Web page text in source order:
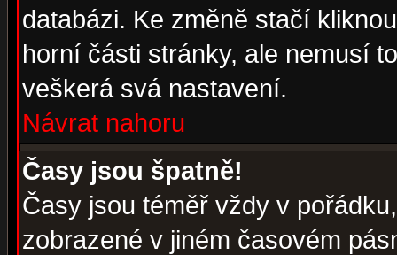
databázi. Ke změně stačí
horní části stránky, ale nemusí
veškerá svá nastavení.
Návrat nahoru
Časy jsou špatně!
Časy jsou téměř vždy v
zobrazené v jiném časovém